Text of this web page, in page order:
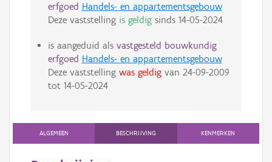
erfgoed Handels- en appartementsgebouw
Deze vaststelling is geldigsinds 14-05-2024
is aangeduid als vastgesteld bouwkundig
erfgoed Handels- en appartementsgebouw
Deze vaststelling was geldigvan 24-09-2009
tot 14-05-2024
ALGEMEEN BESCHRIJVING KENMERKEN